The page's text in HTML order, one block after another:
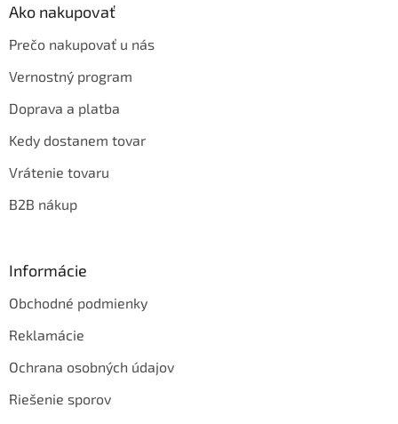
Ako nakupovať
Prečo nakupovať u nás
Vernostný program
Doprava a platba
Kedy dostanem tovar
Vrátenie tovaru
B2B nákup
Informácie
Obchodné podmienky
Reklamácie
Ochrana osobných údajov
Riešenie sporov